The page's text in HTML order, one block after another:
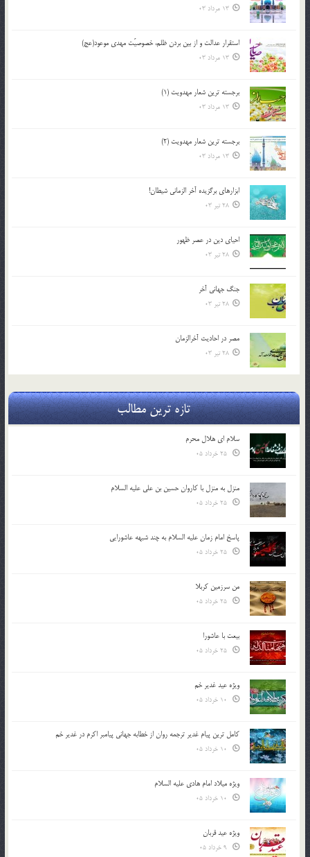
13 مرداد 03
استقرار عدالت و از بين بردن ظلم، خصوصيّت مهدي موعود(عج)
13 مرداد 03
برجسته ترين شعار مهدويت (1)
13 مرداد 03
برجسته ترين شعار مهدويت (2)
13 مرداد 03
ابزارهاي برگزيده آخر الزماني شيطان!
28 تیر 03
احياي دين در عصر ظهور
28 تیر 03
جنگ جهاني آخر
28 تیر 03
مصر در احادیث آخرالزمان
28 تیر 03
تازه ترین مطالب
سلام ای هلال محرم
منزل به منزل با کاروان حسین بن علی علیه السلام
پاسخ امام زمان علیه السلام به چند شبهه عاشورایی
من سرزمین کربلا
بیعت با عاشورا
ویژه عید غدیر خم
کامل ترین پیام غدیر ترجمه روان از خطابه جهانی پیامبر اکرم در غدیر خم
ویژه میلاد امام هادی علیه السلام
ویژه عید قربان